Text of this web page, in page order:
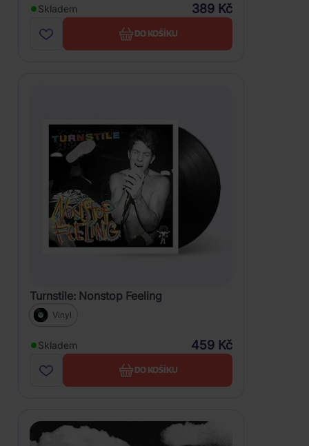
Skladem 389 Kč
DO KOŠÍKU
Turnstile: Nonstop Feeling
Vinyl
Skladem 459 Kč
DO KOŠÍKU